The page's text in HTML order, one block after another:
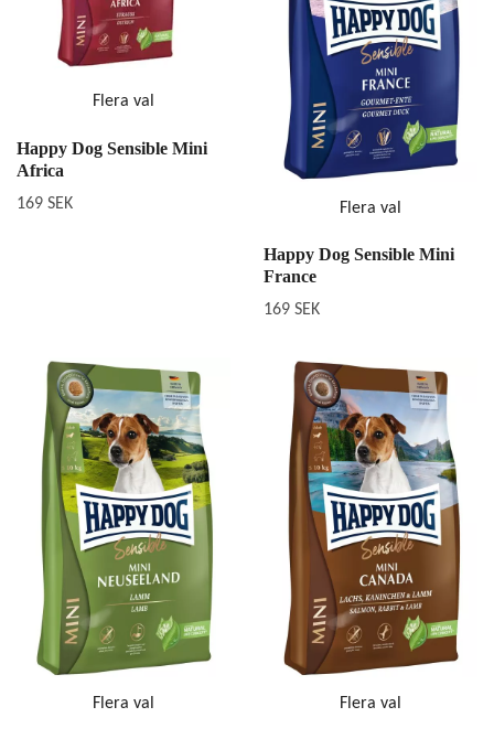
Flera val
Happy Dog Sensible Mini
Africa
169 SEK Flera val
Happy Dog Sensible Mini
France
169 SEK
Flera val Flera val